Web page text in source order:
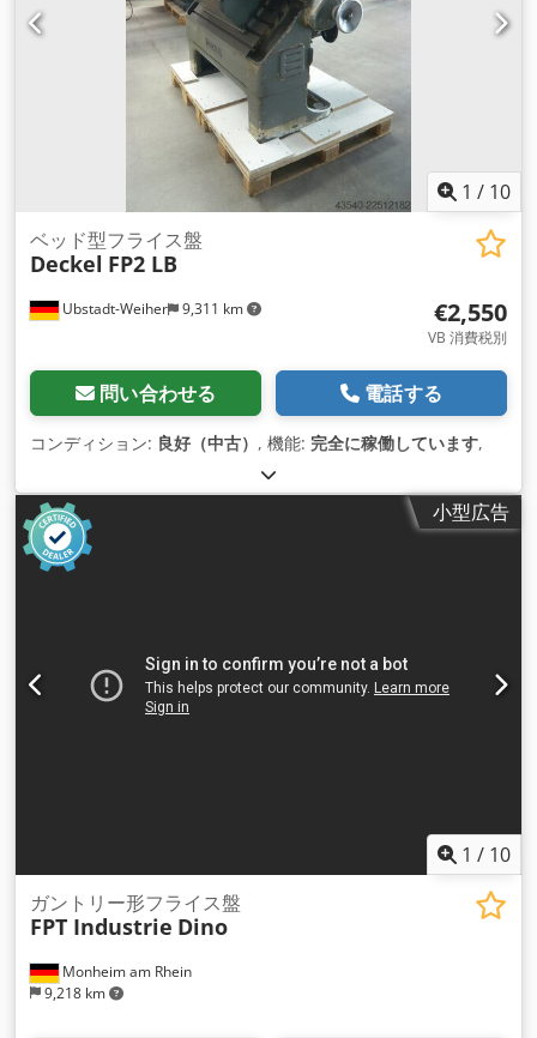
1 / 10
Ubstadt-Weiher 9,311 km
ベッド型フライス盤
Deckel FP2 LB
€2,550
VB 消費税別
問い合わせる 電話する
コンディション: 良好（中古） , 機能: 完全に稼働しています
小型広告
1 / 10
Monheim am Rhein
9,218 km
ガントリー形フライス盤
FPT Industrie Dino